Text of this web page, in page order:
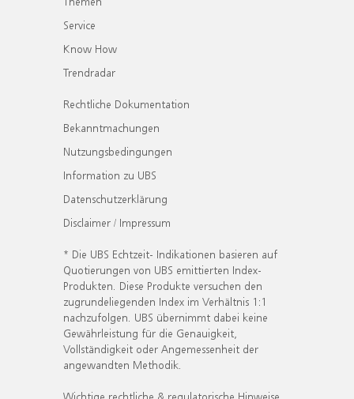
Service
Know How
Trendradar
Rechtliche Dokumentation
Bekanntmachungen
Nutzungsbedingungen
Information zu UBS
Datenschutzerklärung
Disclaimer / Impressum
* Die UBS Echtzeit- Indikationen basieren auf
Quotierungen von UBS emittierten Index-
Produkten. Diese Produkte versuchen den
zugrundeliegenden Index im Verhältnis 1:1
nachzufolgen. UBS übernimmt dabei keine
Gewährleistung für die Genauigkeit,
Vollständigkeit oder Angemessenheit der
angewandten Methodik.